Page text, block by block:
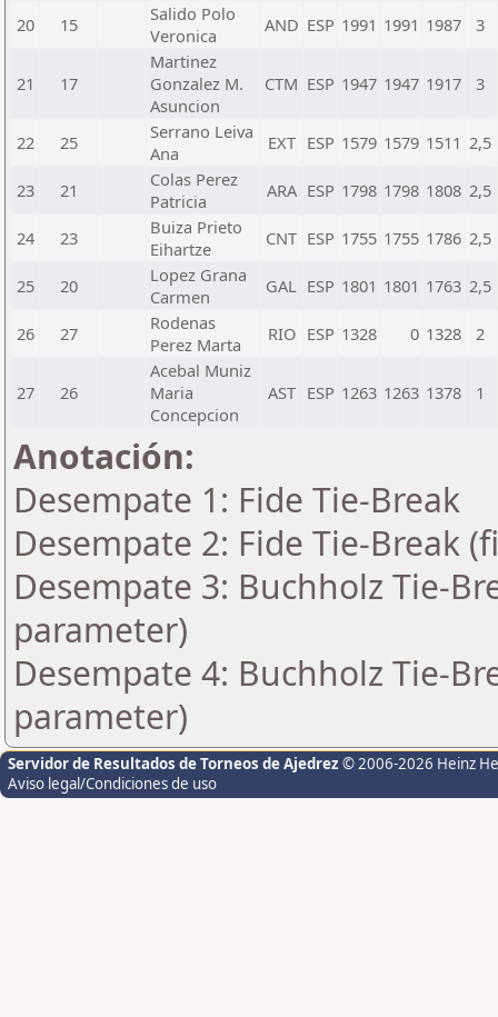
20 15
Salido Polo
Veronica
AND ESP 1991 1991 1987 3
21 17
Martinez
Gonzalez M.
Asuncion
CTM ESP 1947 1947 1917 3
22 25
Serrano Leiva
Ana
EXT ESP 1579 1579 1511 2,5
23 21
Colas Perez
Patricia
ARA ESP 1798 1798 1808 2,5
24 23
Buiza Prieto
Eihartze
CNT ESP 1755 1755 1786 2,5
25 20
Lopez Grana
Carmen
GAL ESP 1801 1801 1763 2,5
26 27
Rodenas
Perez Marta
RIO ESP 1328 0 1328 2
27 26
Acebal Muniz
Maria
Concepcion
AST ESP 1263 1263 1378 1
Anotación:
Desempate 1: Fide Tie-Break
Desempate 2: Fide Tie-Break
Desempate 3: Buchholz Tie-
parameter)
Desempate 4: Buchholz Tie-
parameter)
Servidor de Resultados de Torneos de Ajedrez © 2006-2026 Heinz
Aviso legal/Condiciones de uso